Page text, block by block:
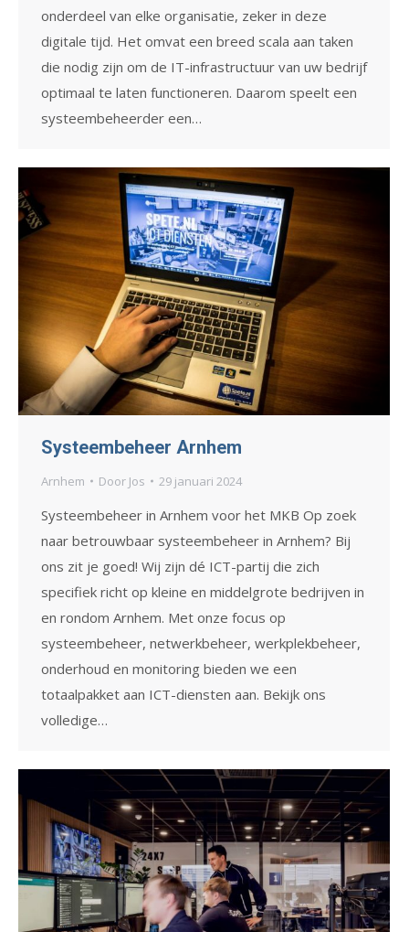
onderdeel van elke organisatie, zeker in deze
digitale tijd. Het omvat een breed scala aan taken
die nodig zijn om de IT-infrastructuur van uw bedrijf
optimaal te laten functioneren. Daarom speelt een
systeembeheerder een…
Systeembeheer Arnhem
Arnhem Door Jos 29 januari 2024
Systeembeheer in Arnhem voor het MKB Op zoek
naar betrouwbaar systeembeheer in Arnhem? Bij
ons zit je goed! Wij zijn dé ICT-partij die zich
specifiek richt op kleine en middelgrote bedrijven in
en rondom Arnhem. Met onze focus op
systeembeheer, netwerkbeheer, werkplekbeheer,
onderhoud en monitoring bieden we een
totaalpakket aan ICT-diensten aan. Bekijk ons
volledige…